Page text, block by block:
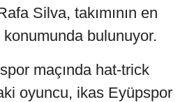
Silva, takımının en
bulunuyor.
maçında hat-trick
oyuncu, ikas Eyüpspor